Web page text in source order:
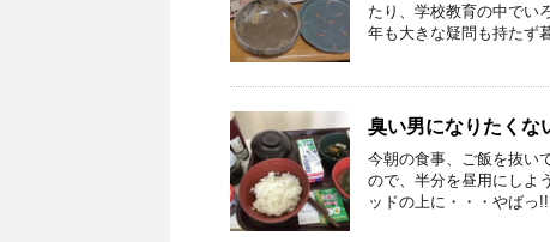
たり、学校教育の中でい
年も大きな疑問も持たず
臭い男になりたくな
今朝の食事、ご飯を抜い
ので、半分を昼用にしよ
ッドの上に・・・やばっ